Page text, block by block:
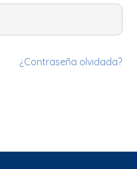
¿Contraseña olvidada?